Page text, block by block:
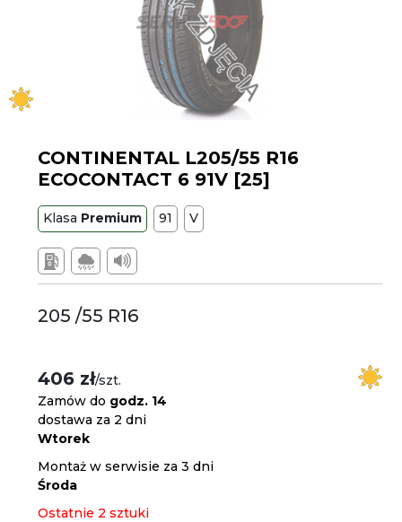
CONTINENTAL L205/55 R16
ECOCONTACT 6 91V [25]
Klasa Premium 91 V
205 /55 R16
406 zł/szt.
Zamów do godz. 14
dostawa za 2 dni
Wtorek
Montaż w serwisie za 3 dni
Środa
Ostatnie 2 sztuki